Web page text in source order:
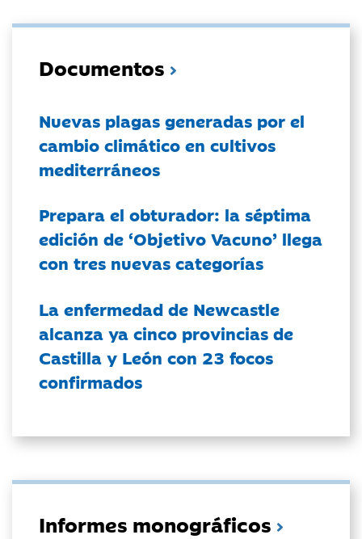
Documentos
Nuevas plagas generadas por el
cambio climático en cultivos
mediterráneos
Prepara el obturador: la séptima
edición de ‘Objetivo Vacuno’ llega
con tres nuevas categorías
La enfermedad de Newcastle
alcanza ya cinco provincias de
Castilla y León con 23 focos
confirmados
Informes monográficos